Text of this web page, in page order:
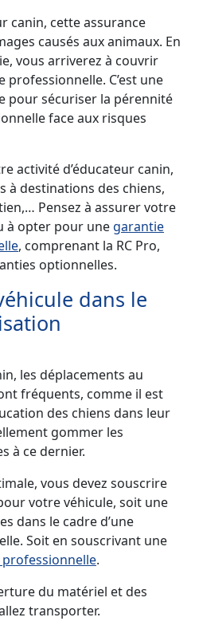
canin, cette assurance
causés aux animaux. En
vous arriverez à couvrir
C’est une
pour sécuriser la pérennité
face aux risques
activité d’éducateur canin,
à destinations des chiens,
Pensez à assurer votre
à opter pour une garantie
, comprenant la RC Pro,
optionnelles.
dans le
les déplacements au
fréquents, comme il est
des chiens dans leur
gommer les
à ce dernier.
vous devez souscrire
votre véhicule, soit une
dans le cadre d’une
Soit en souscrivant une
.
du matériel et des
transporter.